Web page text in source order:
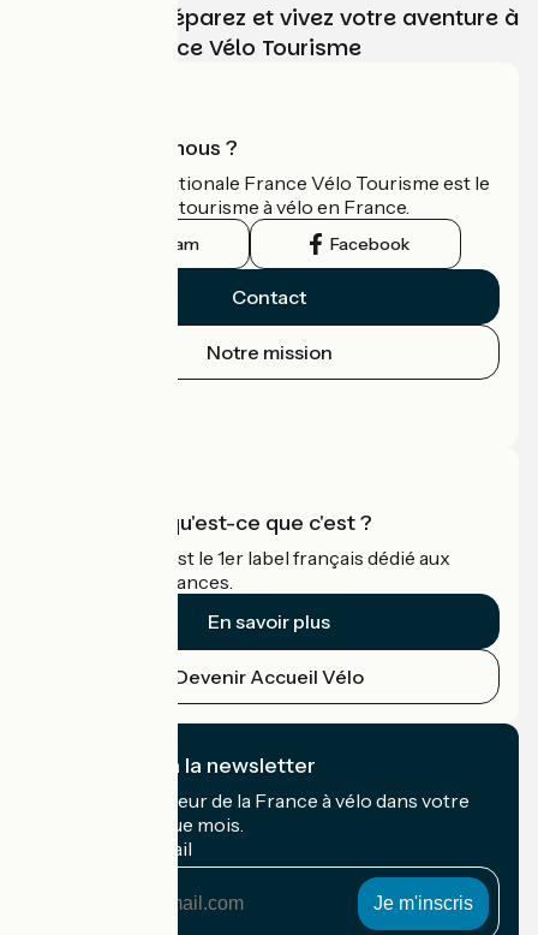
Choisissez, préparez et vivez votre aventure à
vélo avec France Vélo Tourisme
Qui sommes-nous ?
L'association nationale France Vélo Tourisme est le
guide officiel du tourisme à vélo en France.
Instagram Facebook
Contact
Notre mission
Accueil Vélo qu'est-ce que c'est ?
Accueil Vélo c'est le 1er label français dédié aux
cyclistes en vacances.
En savoir plus
Devenir Accueil Vélo
Je m'abonne à la newsletter
Recevez le meilleur de la France à vélo dans votre
boîte mail chaque mois.
Mon adresse mail